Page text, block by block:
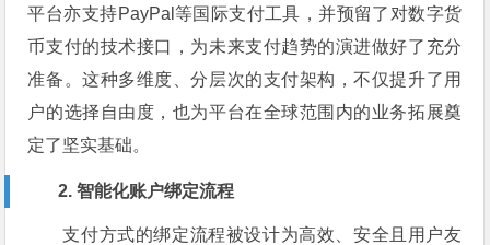
平台亦支持PayPal等国际支付工具，并预留了对数字货
币支付的技术接口，为未来支付趋势的演进做好了充分
准备。这种多维度、分层次的支付架构，不仅提升了用
户的选择自由度，也为平台在全球范围内的业务拓展奠
定了坚实基础。
2. 智能化账户绑定流程
支付方式的绑定流程被设计为高效、安全且用户友